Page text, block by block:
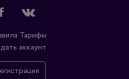
Тарифы
аккаунт